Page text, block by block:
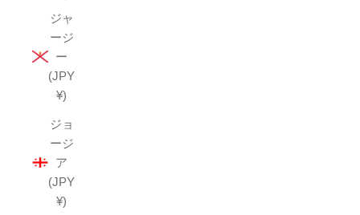
ジャ
ージ
ー
(JPY
¥)
ジョ
ージ
ア
(JPY
¥)